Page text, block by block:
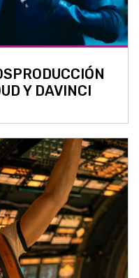
Y DAVINCI